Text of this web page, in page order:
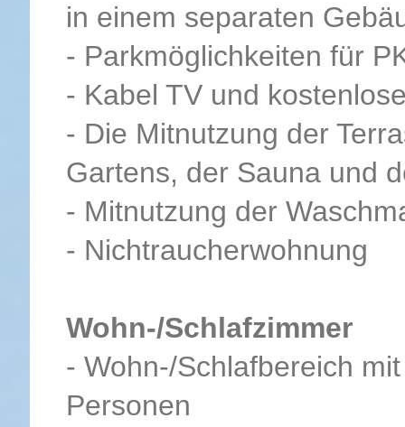
in einem separaten
- Parkmöglichkeiten für
- Kabel TV und
- Die Mitnutzung der
Gartens, der Sauna und
- Mitnutzung der
- Nichtraucherwohnung
Wohn-/Schlafzimmer
- Wohn-/Schlafbereich
Personen